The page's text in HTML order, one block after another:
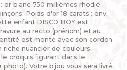
or blanc 750 millièmes rhodié
Poids d'or 18 carats : env.
enfant DISCO BOY est
au recto (prénom) et au
est monté avec son cordon
riche nuancier de couleurs.
croquis figurant dans le
photo). Votre bijou vous sera livré